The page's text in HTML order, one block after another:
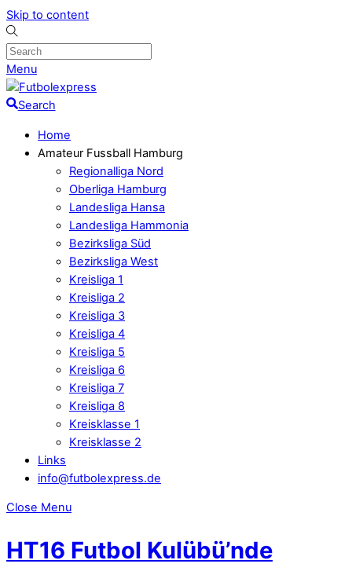
Skip to content
Menu
Search
Home
Amateur Fussball Hamburg
Regionalliga Nord
Oberliga Hamburg
Landesliga Hansa
Landesliga Hammonia
Bezirksliga Süd
Bezirksliga West
Kreisliga 1
Kreisliga 2
Kreisliga 3
Kreisliga 4
Kreisliga 5
Kreisliga 6
Kreisliga 7
Kreisliga 8
Kreisklasse 1
Kreisklasse 2
Links
info@futbolexpress.de
Close Menu
HT16 Futbol Kulübü’nde